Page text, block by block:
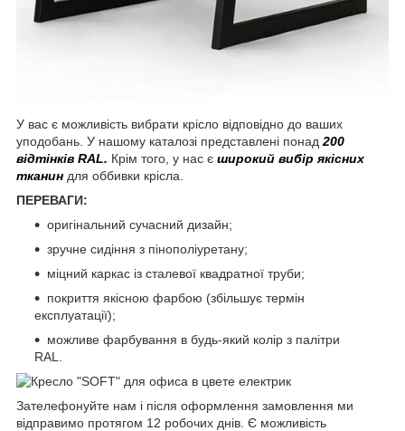
У вас є можливість вибрати крісло відповідно до ваших
уподобань. У нашому каталозі представлені понад 200
відтінків RAL. Крім того, у нас є широкий вибір якісних
тканин для оббивки крісла.
ПЕРЕВАГИ:
оригінальний сучасний дизайн;
зручне сидіння з пінополіуретану;
міцний каркас із сталевої квадратної труби;
покриття якісною фарбою (збільшує термін
експлуатації);
можливе фарбування в будь-який колір з палітри
RAL.
Зателефонуйте нам і після оформлення замовлення ми
відправимо протягом 12 робочих днів. Є можливість